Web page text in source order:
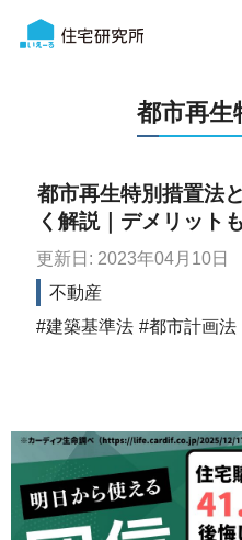
都市再生
都市再生特別措置法
く解説｜デメリット
更新日: 2023年04月10日
不動産
建築基準法
都市計画法